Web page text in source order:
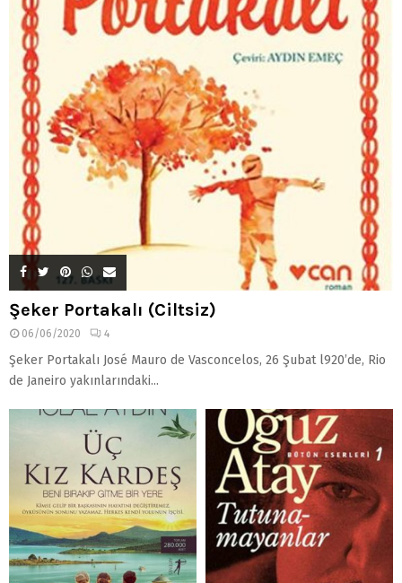
Şeker Portakalı (Ciltsiz)
06/06/2020 4
Şeker Portakalı José Mauro de Vasconcelos, 26 Şubat l920’de, Rio
de Janeiro yakınlarındaki...